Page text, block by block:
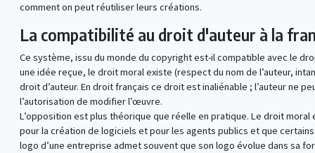
comment on peut réutiliser leurs créations.
La compatibilité au droit d'auteur à la
Ce système, issu du monde du copyright est-il compatible avec le
une idée reçue, le droit moral existe (respect du nom de l’auteur,
droit d’auteur. En droit français ce droit est inaliénable ; l’auteur ne
l’autorisation de modifier l’œuvre.
L’opposition est plus théorique que réelle en pratique. Le droit
pour la création de logiciels et pour les agents publics et que
logo d’une entreprise admet souvent que son logo évolue dans sa